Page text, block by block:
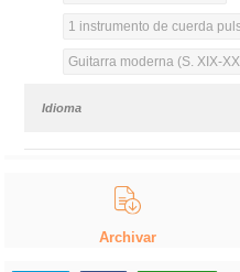
1 instrumento de cuerda
Guitarra moderna (S. XIX-
Idioma
Archivar